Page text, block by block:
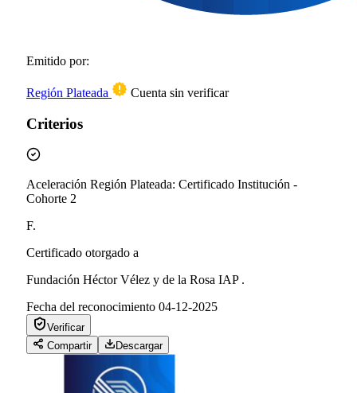
Emitido por:
Región Plateada Cuenta sin verificar
Criterios
Aceleración Región Plateada: Certificado Institución -
Cohorte 2
F.
Certificado otorgado a
Fundación Héctor Vélez y de la Rosa IAP .
Fecha del reconocimiento 04-12-2025
Verificar
Compartir
Descargar